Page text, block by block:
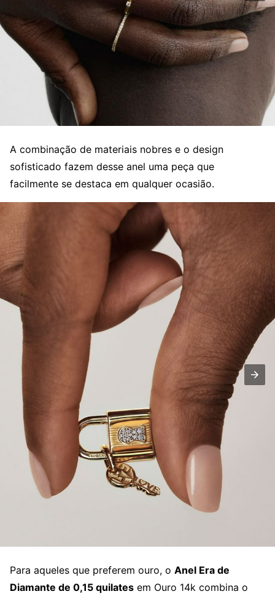
A combinação de materiais nobres e o design
sofisticado fazem desse anel uma peça que
facilmente se destaca em qualquer ocasião.
Para aqueles que preferem ouro, o Anel Era de
Diamante de 0,15 quilates em Ouro 14k combina o